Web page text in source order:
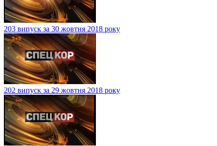
203 випуск за 30 жовтня 2018 року
202 випуск за 29 жовтня 2018 року